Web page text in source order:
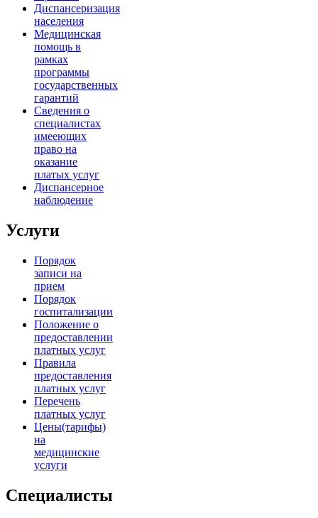
Диспансеризация
населения
Медицинская
помощь в
рамках
программы
государственных
гарантий
Сведения о
специалистах
имееющих
право на
оказание
платых услуг
Диспансерное
наблюдение
Услуги
Порядок
записи на
прием
Порядок
госпитализации
Положение о
предоставлении
платных услуг
Правила
предоставления
платных услуг
Перечень
платных услуг
Цены(тарифы)
на
медицинские
услуги
Специалисты